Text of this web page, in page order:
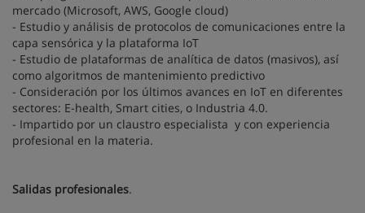
mercado (Microsoft, AWS, Google cloud)
- Estudio y análisis de protocolos de comunicaciones entre la
capa sensórica y la plataforma IoT
- Estudio de plataformas de analítica de datos (masivos), así
como algoritmos de mantenimiento predictivo
- Consideración por los últimos avances en IoT en diferentes
sectores: E-health, Smart cities, o Industria 4.0.
- Impartido por un claustro especialista y con experiencia
profesional en la materia.
Salidas profesionales.